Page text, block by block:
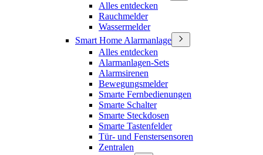
Alles entdecken
Rauchmelder
Wassermelder
Smart Home Alarmanlage
Alles entdecken
Alarmanlagen-Sets
Alarmsirenen
Bewegungsmelder
Smarte Fernbedienungen
Smarte Schalter
Smarte Steckdosen
Smarte Tastenfelder
Tür- und Fenstersensoren
Zentralen